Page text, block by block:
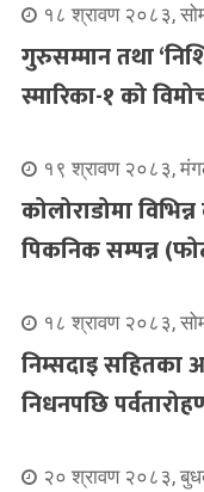
१८ श्रावण २०८३,
गुरुसम्मान तथा
स्मारिका-१ को
१९ श्रावण २०८३,
कोलोराडोमा
पिकनिक सम्पन्न
१८ श्रावण २०८३,
निम्सदाइ सहितका
निधनपछि
२० श्रावण २०८३,